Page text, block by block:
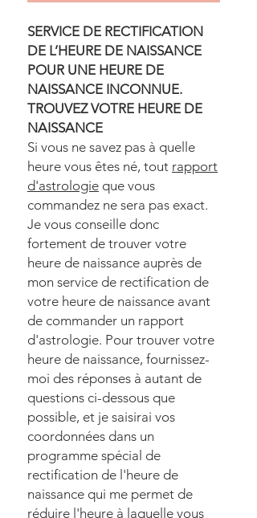
SERVICE DE RECTIFICATION
DE L’HEURE DE NAISSANCE
POUR UNE HEURE DE
NAISSANCE INCONNUE.
TROUVEZ VOTRE HEURE DE
NAISSANCE
Si vous ne savez pas à quelle
heure vous êtes né, tout rapport
d'astrologie que vous
commandez ne sera pas exact.
Je vous conseille donc
fortement de trouver votre
heure de naissance auprès de
mon service de rectification de
votre heure de naissance avant
de commander un rapport
d'astrologie. Pour trouver votre
heure de naissance, fournissez-
moi des réponses à autant de
questions ci-dessous que
possible, et je saisirai vos
coordonnées dans un
programme spécial de
rectification de l'heure de
naissance qui me permet de
réduire l'heure à laquelle vous